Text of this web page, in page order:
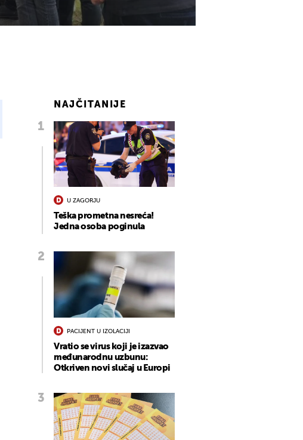
NAJČITANIJE
U ZAGORJU
Teška prometna nesreća!
Jedna osoba poginula
PACIJENT U IZOLACIJI
Vratio se virus koji je izazvao
međunarodnu uzbunu:
Otkriven novi slučaj u Europi